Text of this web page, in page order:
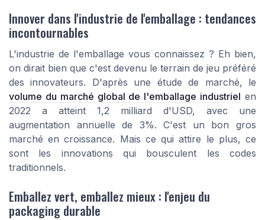
Innover dans l'industrie de l'emballage : tendances
incontournables
L'industrie de l'emballage vous connaissez ? Eh bien,
on dirait bien que c'est devenu le terrain de jeu préféré
des innovateurs. D'après une étude de marché, le
volume du marché global de l'emballage industriel en
2022 a atteint 1,2 milliard d'USD, avec une
augmentation annuelle de 3%. C'est un bon gros
marché en croissance. Mais ce qui attire le plus, ce
sont les innovations qui bousculent les codes
traditionnels.
Emballez vert, emballez mieux : l'enjeu du
packaging durable